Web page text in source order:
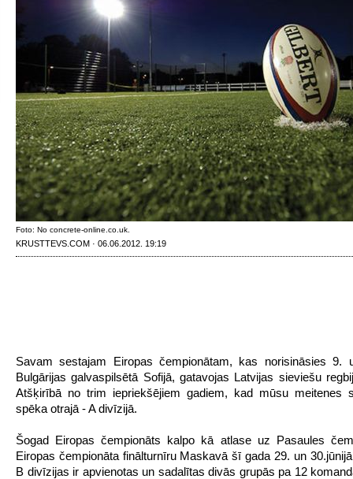
Foto: No concrete-online.co.uk.
KRUSTTEVS.COM · 06.06.2012. 19:19
Savam sestajam Eiropas čempionātam, kas norisināsies 9.
Bulgārijas galvaspilsētā Sofijā, gatavojas Latvijas sieviešu
Atšķirībā no trim iepriekšējiem gadiem, kad mūsu meitenes
spēka otrajā - A divīzijā.
Šogad Eiropas čempionāts kalpo kā atlase uz Pasaules
Eiropas čempionāta finālturnīru Maskavā šī gada 29. un
B divīzijas ir apvienotas un sadalītas divās grupās pa 12